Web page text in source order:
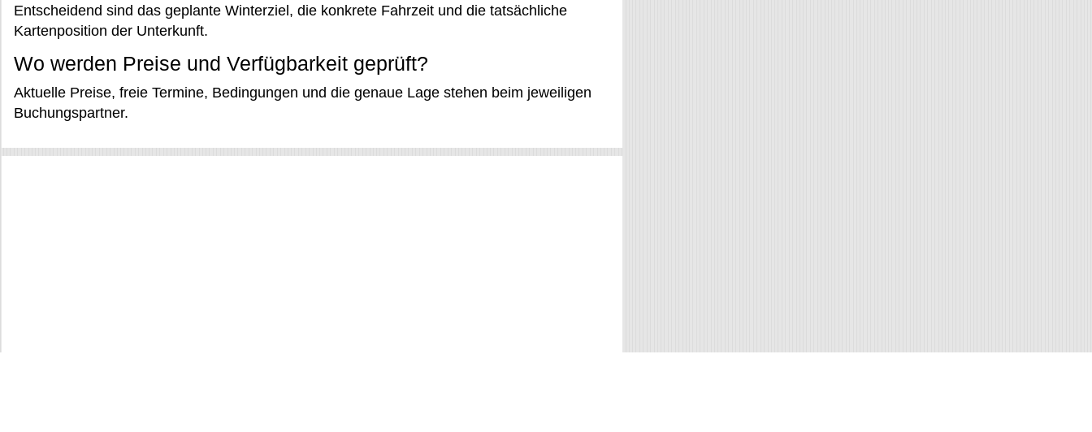
Entscheidend sind das geplante Winterziel, die konkrete Fahrzeit und die tatsächliche
Kartenposition der Unterkunft.
Wo werden Preise und Verfügbarkeit geprüft?
Aktuelle Preise, freie Termine, Bedingungen und die genaue Lage stehen beim jeweiligen
Buchungspartner.